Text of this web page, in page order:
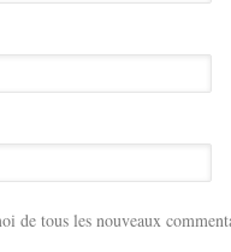
de tous les nouveaux